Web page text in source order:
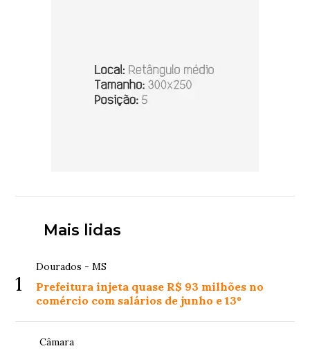
Mais lidas
1
Dourados - MS
Prefeitura injeta quase R$ 93 milhões no
comércio com salários de junho e 13º
Câmara